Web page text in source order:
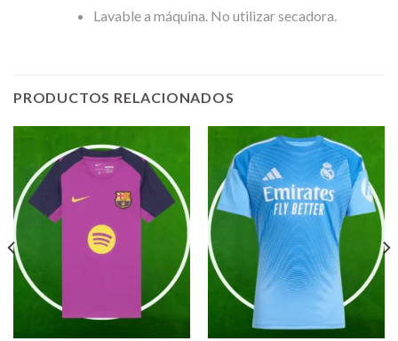
Lavable a máquina. No utilizar secadora.
PRODUCTOS RELACIONADOS